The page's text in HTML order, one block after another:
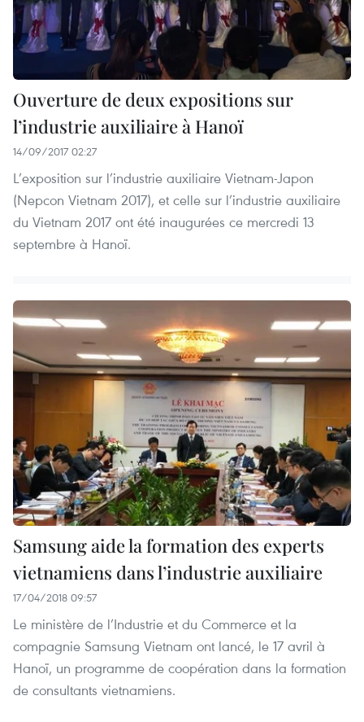
Ouverture de deux expositions sur
l’industrie auxiliaire à Hanoï
14/09/2017 02:27
L’exposition sur l’industrie auxiliaire Vietnam-Japon
(Nepcon Vietnam 2017), et celle sur l’industrie auxiliaire
du Vietnam 2017 ont été inaugurées ​ce mercredi 13
septembre à Hanoï.
Samsung aide la formation des experts
vietnamiens dans l’industrie auxiliaire
17/04/2018 09:57
Le ministère de l’Industrie et du Commerce et la
compagnie Samsung Vietnam ont lancé, le 17 avril à
Hanoï, un programme de coopération dans la formation
de consultants vietnamiens.